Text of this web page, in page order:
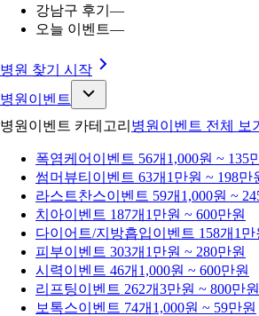
강남구 후기 —
오늘 이벤트—
병원 찾기 시작
병원이벤트
병원이벤트 카테고리 병원이벤트 전체 보기
폭염케어 이벤트 56개 1,000원 ~ 135
썸머뷰티 이벤트 63개 1만원 ~ 198만
라스트찬스이벤트 59개 1,000원 ~
치아이벤트 187개 1만원 ~ 600만원
다이어트/지방흡입이벤트 158개 1만
피부이벤트 303개 1만원 ~ 280만원
시력이벤트 46개 1,000원 ~ 600만원
리프팅이벤트 262개3만원 ~ 800만원
보톡스이벤트 74개 1,000원 ~ 59만원